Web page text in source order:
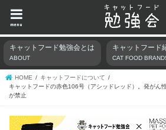
menu
キャットフード勉強会とは
ABOUT
キャットフード
CAT FOOD
HOME
キャットフードについて
キャットフードの赤色106号（アシッドレッド）。発がん
が禁止